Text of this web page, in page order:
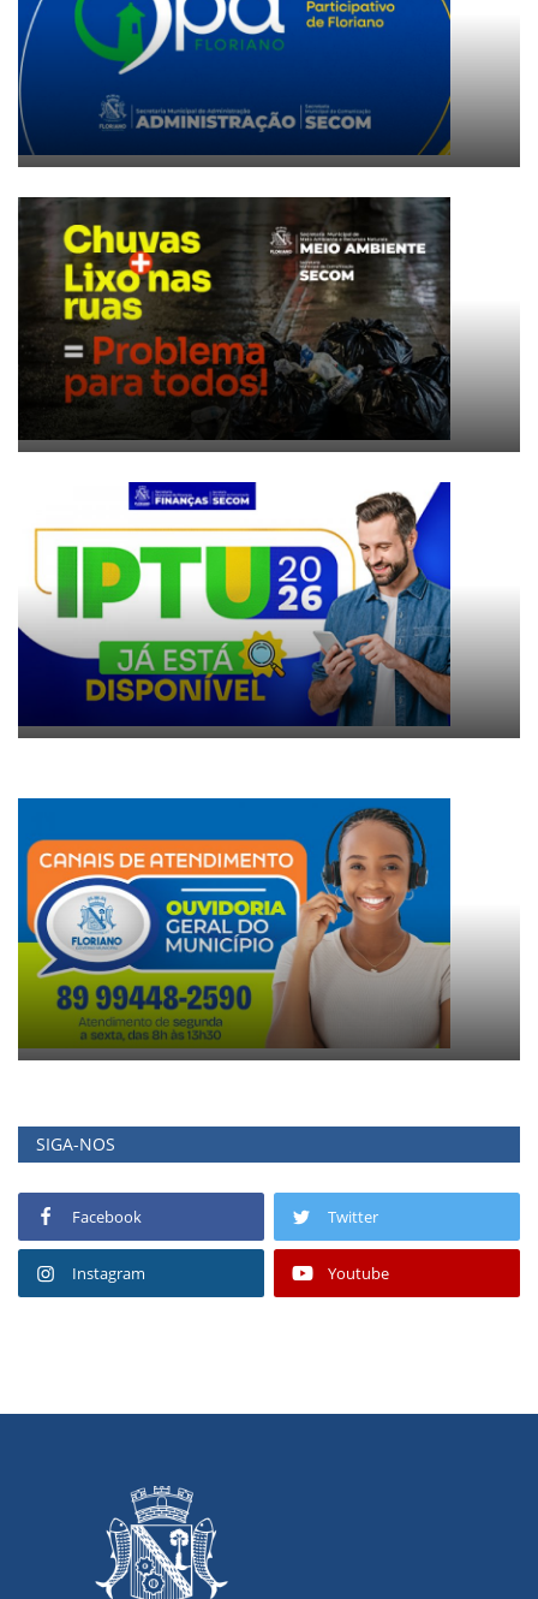
SIGA-NOS
Facebook Twitter
Instagram Youtube